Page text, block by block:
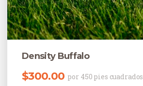
Density Buffalo
$300.00 por 450 pies cuadrados